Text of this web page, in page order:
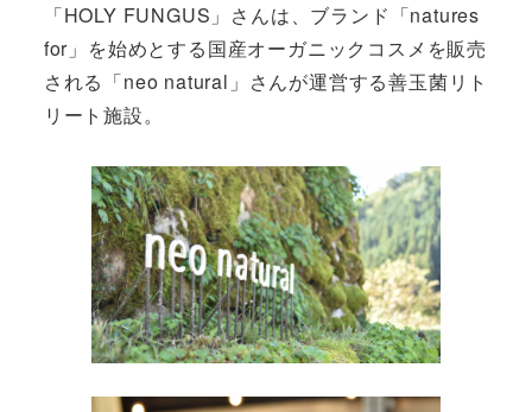
「HOLY FUNGUS」さんは、ブランド「natures
for」を始めとする国産オーガニックコスメを販売
される「neo natural」さんが運営する善玉菌リト
リート施設。